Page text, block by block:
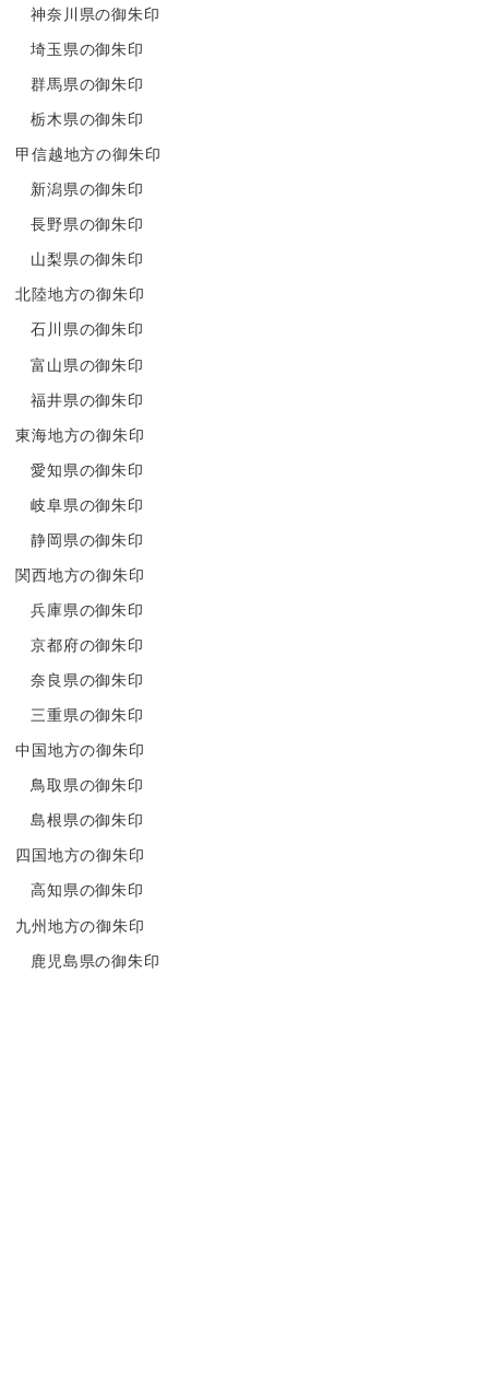
神奈川県の御朱印
埼玉県の御朱印
群馬県の御朱印
栃木県の御朱印
甲信越地方の御朱印
新潟県の御朱印
長野県の御朱印
山梨県の御朱印
北陸地方の御朱印
石川県の御朱印
富山県の御朱印
福井県の御朱印
東海地方の御朱印
愛知県の御朱印
岐阜県の御朱印
静岡県の御朱印
関西地方の御朱印
兵庫県の御朱印
京都府の御朱印
奈良県の御朱印
三重県の御朱印
中国地方の御朱印
鳥取県の御朱印
島根県の御朱印
四国地方の御朱印
高知県の御朱印
九州地方の御朱印
鹿児島県の御朱印